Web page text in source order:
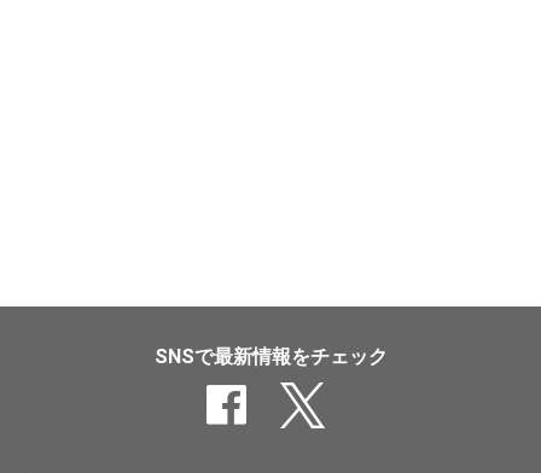
SNSで最新情報をチェック